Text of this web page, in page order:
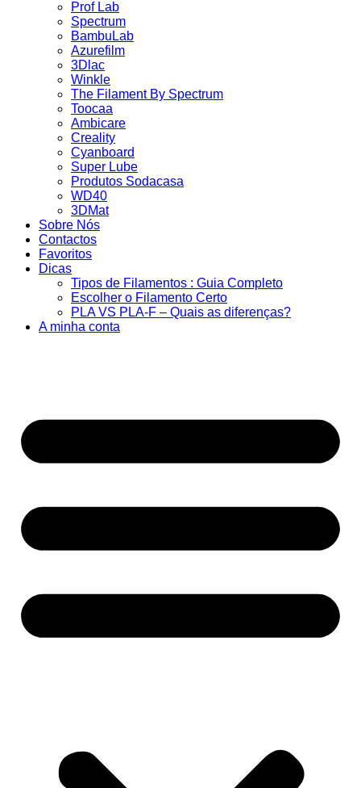
Prof Lab
Spectrum
BambuLab
Azurefilm
3Dlac
Winkle
The Filament By Spectrum
Toocaa
Ambicare
Creality
Cyanboard
Super Lube
Produtos Sodacasa
WD40
3DMat
Sobre Nós
Contactos
Favoritos
Dicas
Tipos de Filamentos : Guia Completo
Escolher o Filamento Certo
PLA VS PLA-F – Quais as diferenças?
A minha conta